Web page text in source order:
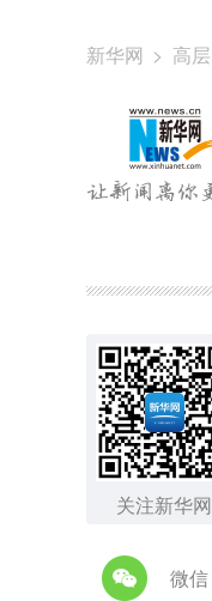
新华网 > 高层
关注新华网
微信